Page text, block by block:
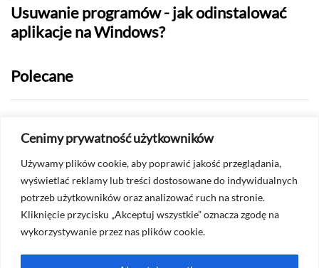
Cenimy prywatność użytkowników
Używamy plików cookie, aby poprawić jakość przeglądania,
wyświetlać reklamy lub treści dostosowane do indywidualnych
potrzeb użytkowników oraz analizować ruch na stronie.
Kliknięcie przycisku „Akceptuj wszystkie” oznacza zgodę na
wykorzystywanie przez nas plików cookie.
Usuwanie programów - jak odinstalować
aplikacje na Windows?
Polecane
Jak sprawdzić, czy ktoś mnie
ograniczył na Messengerze?
Czy na Whatsapp widać screenshoty?